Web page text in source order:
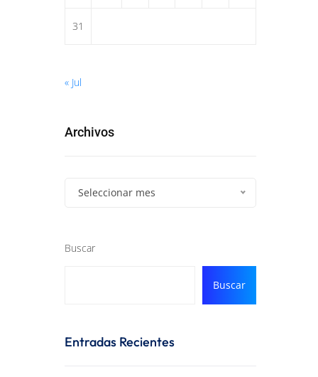
31
« Jul
Archivos
Seleccionar mes
Buscar
Buscar
Entradas Recientes